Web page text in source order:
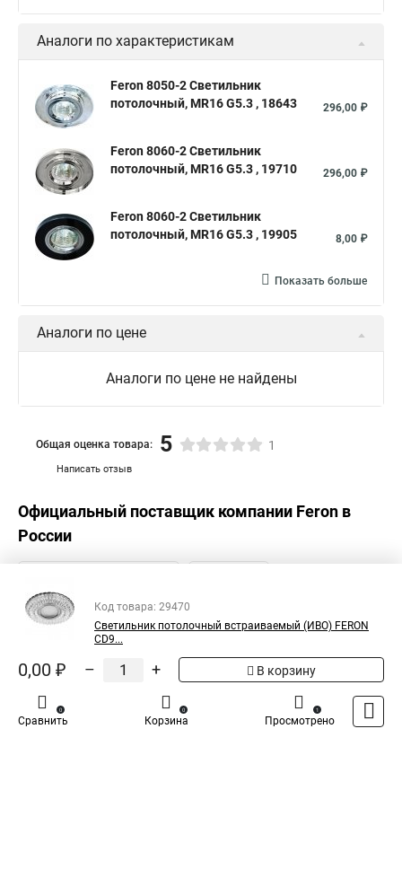
Аналоги по характеристикам
Feron 8050-2 Светильник
потолочный, MR16 G5.3 , 18643
296,00 ₽
Feron 8060-2 Светильник
потолочный, MR16 G5.3 , 19710
296,00 ₽
Feron 8060-2 Светильник
потолочный, MR16 G5.3 , 19905
8,00 ₽
Показать больше
Аналоги по цене
Аналоги по цене не найдены
Написать отзыв
Общая оценка товара: 5 1
Официальный поставщик компании Feron в
России
Код товара: 29470
Светильник потолочный встраиваемый (ИВО) FERON
CD9...
0,00 ₽ – + В корзину
Сравнить
0
Корзина
0
Просмотрено
1